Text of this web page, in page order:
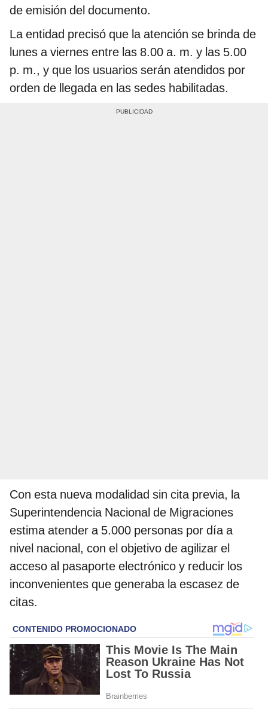
de emisión del documento.
La entidad precisó que la atención se brinda de
lunes a viernes entre las 8.00 a. m. y las 5.00
p. m., y que los usuarios serán atendidos por
orden de llegada en las sedes habilitadas.
Con esta nueva modalidad sin cita previa, la
Superintendencia Nacional de Migraciones
estima atender a 5.000 personas por día a
nivel nacional, con el objetivo de agilizar el
acceso al pasaporte electrónico y reducir los
inconvenientes que generaba la escasez de
citas.